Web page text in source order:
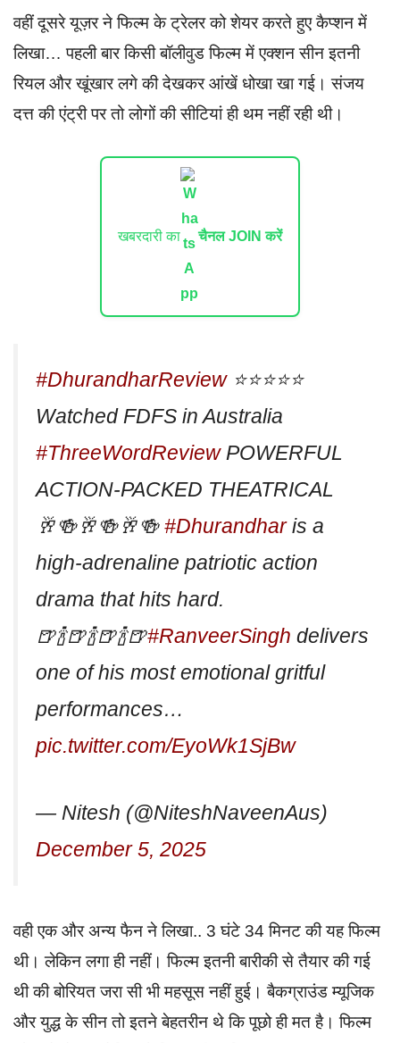
वहीं दूसरे यूज़र ने फिल्म के ट्रेलर को शेयर करते हुए कैप्शन में
लिखा… पहली बार किसी बॉलीवुड फिल्म में एक्शन सीन इतनी
रियल और खूंखार लगे की देखकर आंखें धोखा खा गई। संजय
दत्त की एंट्री पर तो लोगों की सीटियां ही थम नहीं रही थी।
खबरदारी का चैनल JOIN करें
#DhurandharReview⭐️⭐️⭐️⭐️⭐️
Watched FDFS in Australia
#ThreeWordReviewPOWERFUL
ACTION-PACKED THEATRICAL
🥂🍻🥂🍻🥂🍻#Dhurandharis a
high-adrenaline patriotic action
drama that hits hard.
🍺🍾🍺🍾🍺🍾🍺#RanveerSingh delivers
one of his most emotional gritful
performances…
pic.twitter.com/EyoWk1SjBw
— Nitesh (@NiteshNaveenAus)
December 5, 2025
वही एक और अन्य फैन ने लिखा.. 3 घंटे 34 मिनट की यह फिल्म
थी। लेकिन लगा ही नहीं। फिल्म इतनी बारीकी से तैयार की गई
थी की बोरियत जरा सी भी महसूस नहीं हुई। बैकग्राउंड म्यूजिक
और युद्ध के सीन तो इतने बेहतरीन थे कि पूछो ही मत है। फिल्म